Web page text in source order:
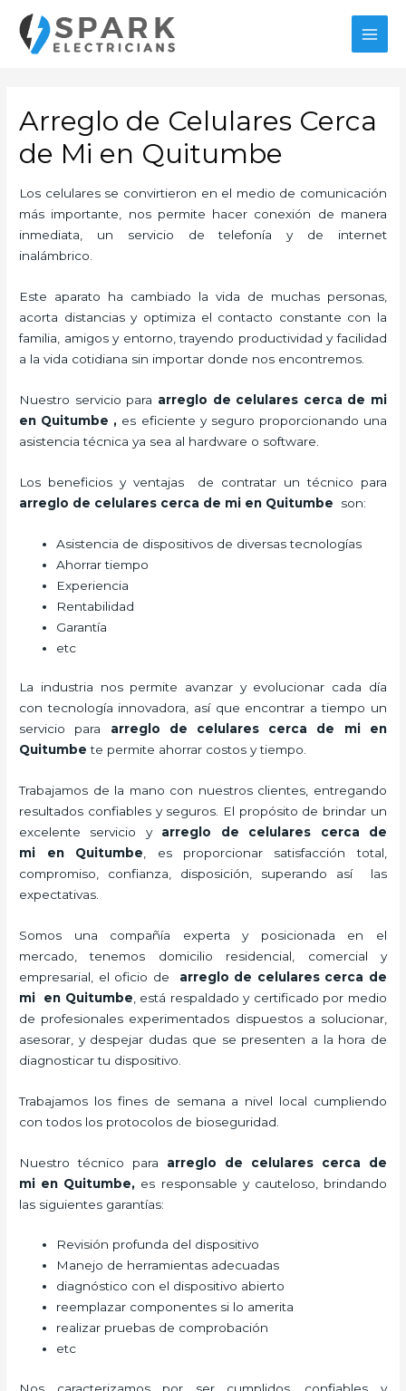
contenido
Arreglo de Celulares Cerca
de Mi en Quitumbe
Los celulares se convirtieron en el medio de comunicación
más importante, nos permite hacer conexión de manera
inmediata, un servicio de telefonía y de internet
inalámbrico.
Este aparato ha cambiado la vida de muchas personas,
acorta distancias y optimiza el contacto constante con la
familia, amigos y entorno, trayendo productividad y facilidad
a la vida cotidiana sin importar donde nos encontremos.
Nuestro servicio para arreglo de celulares cerca de mi
en Quitumbe , es eficiente y seguro proporcionando una
asistencia técnica ya sea al hardware o software.
Los beneficios y ventajas de contratar un técnico para
arreglo de celulares cerca de mi en Quitumbe son:
Asistencia de dispositivos de diversas tecnologías
Ahorrar tiempo
Experiencia
Rentabilidad
Garantía
etc
La industria nos permite avanzar y evolucionar cada día
con tecnología innovadora, así que encontrar a tiempo un
servicio para arreglo de celulares cerca de mi
en
Quitumbe te permite ahorrar costos y tiempo.
Trabajamos de la mano con nuestros clientes, entregando
resultados confiables y seguros. El propósito de brindar un
excelente servicio y arreglo de celulares cerca de
mi
en Quitumbe , es proporcionar satisfacción total,
compromiso, confianza, disposición, superando así las
expectativas.
Somos una compañía experta y posicionada en el
mercado, tenemos domicilio residencial, comercial y
empresarial, el oficio de arreglo de celulares cerca de
mi en Quitumbe , está respaldado y certificado por medio
de profesionales experimentados dispuestos a solucionar,
asesorar, y despejar dudas que se presenten a la hora de
diagnosticar tu dispositivo.
Trabajamos los fines de semana a nivel local cumpliendo
con todos los protocolos de bioseguridad.
Nuestro técnico para arreglo de celulares cerca de
mi en Quitumbe, es responsable y cauteloso, brindando
las siguientes garantías:
Revisión profunda del dispositivo
Manejo de herramientas adecuadas
diagnóstico con el dispositivo abierto
reemplazar componentes si lo amerita
realizar pruebas de comprobación
etc